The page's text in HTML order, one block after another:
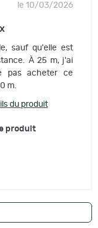
le 10/03/2026
sauf qu'elle est
À 25 m, j'ai
pas acheter ce
m.
du produit
produit